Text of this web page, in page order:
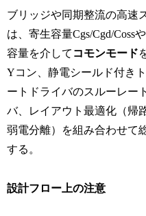
ブリッジや同期整流の高速
は、寄生容量Cgs/Cgd/Coss
容量を介して コモンモード
Yコン、静電シールド付き
ートドライバのスルーレー
バ、レイアウト最適化（帰
弱電分離）を組み合わせて
する。
設計フロー上の注意